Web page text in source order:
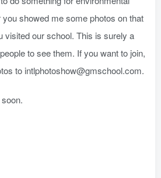
showed me some photos on that
visited our school. This is surely a
to see them. If you want to join,
to intlphotoshow@gmschool.com.